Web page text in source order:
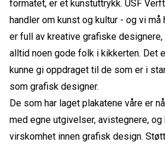
formatet, er et kunstuttrykk. USF
handler om kunst og kultur - og vi må
er full av kreative grafiske
alltid noen gode folk i kikkerten. Det
kunne gi oppdraget til de som er i
som grafisk designer.
De som har laget plakatene våre er
med egne utgivelser, avistegnere, og
virskomhet innen grafisk design.